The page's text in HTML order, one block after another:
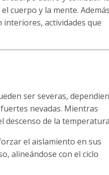
cuerpo y la mente.
actividades que
ser severas,
nevadas. Mientras
descenso de la
el aislamiento en sus
alineándose con el ciclo